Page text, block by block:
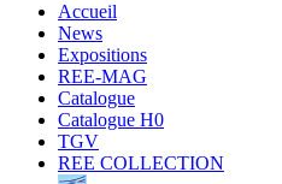
Accueil
News
Expositions
REE-MAG
Catalogue
Catalogue H0
TGV
REE COLLECTION